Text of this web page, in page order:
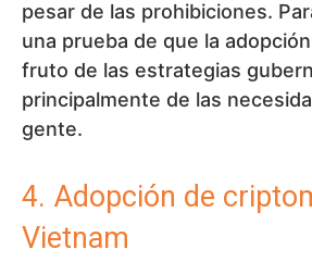
pesar de las prohibiciones.
una prueba de que la
fruto de las estrategias
principalmente de las
gente.
4. Adopción de
Vietnam